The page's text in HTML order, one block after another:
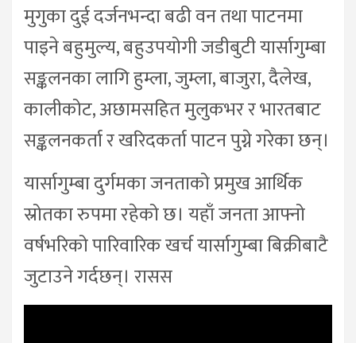
मुगुका दुई दर्जनभन्दा बढी वन तथा पाटनमा
पाइने बहुमुल्य, बहुउपयोगी जडीबुटी यार्सागुम्बा
सङ्कलनका लागि हुम्ला, जुम्ला, बाजुरा, दैलेख,
कालीकोट, अछामसहित मुलुकभर र भारतबाट
सङ्कलनकर्ता र खरिदकर्ता पाटन पुग्ने गरेका छन्।
यार्सागुम्बा दुर्गमका जनताको प्रमुख आर्थिक
स्रोतका रुपमा रहेको छ। यहाँ जनता आफ्नो
वर्षभरिको पारिवारिक खर्च यार्सागुम्बा बिक्रीबाटै
जुटाउने गर्दछन्। रासस